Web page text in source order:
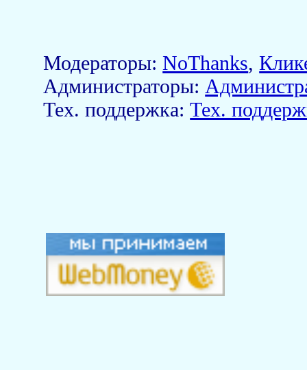
Модераторы:NoThanks,
Aдминистраторы:
Тех. поддержка:Тех.